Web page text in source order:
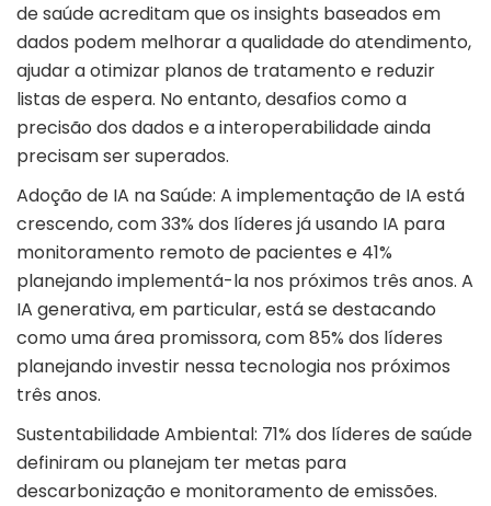
de saúde acreditam que os insights baseados em
dados podem melhorar a qualidade do atendimento,
ajudar a otimizar planos de tratamento e reduzir
listas de espera. No entanto, desafios como a
precisão dos dados e a interoperabilidade ainda
precisam ser superados.
Adoção de IA na Saúde: A implementação de IA está
crescendo, com 33% dos líderes já usando IA para
monitoramento remoto de pacientes e 41%
planejando implementá-la nos próximos três anos. A
IA generativa, em particular, está se destacando
como uma área promissora, com 85% dos líderes
planejando investir nessa tecnologia nos próximos
três anos.
Sustentabilidade Ambiental: 71% dos líderes de saúde
definiram ou planejam ter metas para
descarbonização e monitoramento de emissões.